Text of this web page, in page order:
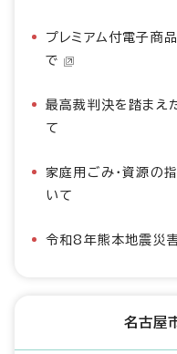
プレミアム付電子商
で
最高裁判決を踏まえ
て
家庭用ごみ・資源の
いて
令和8年熊本地震災
名古屋